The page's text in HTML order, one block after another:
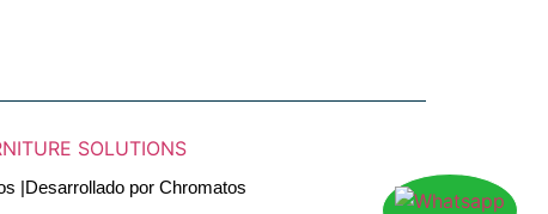
|Desarrollado por Chromatos